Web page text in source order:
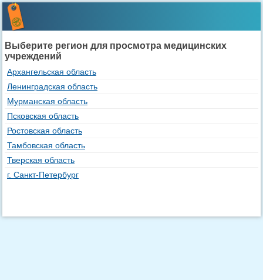
Выберите регион для просмотра медицинских
учреждений
Архангельская область
Ленинградская область
Мурманская область
Псковская область
Ростовская область
Тамбовская область
Тверская область
г. Санкт-Петербург